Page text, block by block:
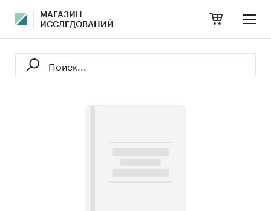
МАГАЗИН
ИССЛЕДОВАНИЙ